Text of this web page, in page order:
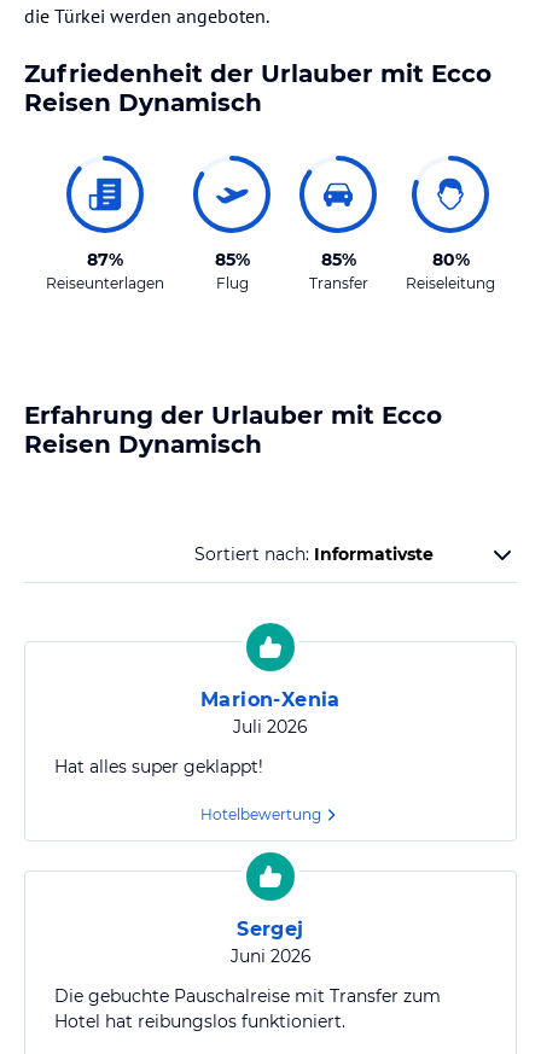
die Türkei werden angeboten.
Zufriedenheit der Urlauber mit Ecco
Reisen Dynamisch
87%
Reiseunterlagen
85%
Flug
85%
Transfer
80%
Reiseleitung
Erfahrung der Urlauber mit Ecco
Reisen Dynamisch
Sortiert nach:
Marion-Xenia
Juli 2026
Hat alles super geklappt!
Hotelbewertung
Sergej
Juni 2026
Die gebuchte Pauschalreise mit Transfer zum
Hotel hat reibungslos funktioniert.